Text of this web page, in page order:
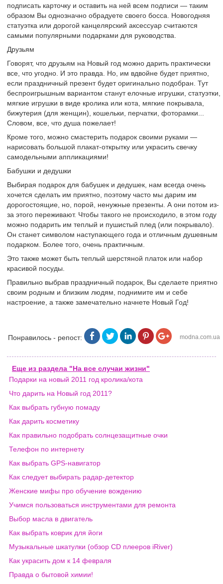
подписать карточку и оставить на ней всем подписи — таким
образом Вы однозначно обрадуете своего босса. Новогодняя
статуэтка или дорогой канцелярский аксессуар считаются
самыми популярными подарками для руководства.
Друзьям
Говорят, что друзьям на Новый год можно дарить практически
все, что угодно. И это правда. Но, им вдвойне будет приятно,
если праздничный презент будет оригинально подобран. Тут
беспроигрышным вариантом станут елочные игрушки, статуэтки,
мягкие игрушки в виде кролика или кота, мягкие покрывала,
бижутерия (для женщин), кошельки, перчатки, фоторамки...
Словом, все, что душа пожелает!
Кроме того, можно смастерить подарок своими руками —
нарисовать большой плакат-открытку или украсить свечку
самодельными аппликациями!
Бабушки и дедушки
Выбирая подарок для бабушек и дедушек, нам всегда очень
хочется сделать им приятно, поэтому часто мы дарим им
дорогостоящие, но, порой, ненужные презенты. А они потом из-
за этого переживают. Чтобы такого не происходило, в этом году
можно подарить им теплый и пушистый плед (или покрывало).
Он станет символом наступающего года и отличным душевным
подарком. Более того, очень практичным.
Это также может быть теплый шерстяной платок или набор
красивой посуды.
Правильно выбрав праздничный подарок, Вы сделаете приятно
своим родным и близким людям, поднимите им и себе
настроение, а также замечательно начнете Новый Год!
Понравилось - репост: modna.com.ua
Еще из раздела "На все случаи жизни"
Подарки на новый 2011 год кролика/кота
Что дарить на Новый год 2011?
Как выбрать губную помаду
Как дарить косметику
Как правильно подобрать солнцезащитные очки
Телефон по интернету
Как выбрать GPS-навигатор
Как следует выбирать радар-детектор
Женские мифы про обучение вождению
Учимся пользоваться инструментами для ремонта
Выбор масла в двигатель
Как выбрать коврик для йоги
Музыкальные шкатулки (обзор CD плееров iRiver)
Как украсить дом к 14 февраля
Правда о бытовой химии!